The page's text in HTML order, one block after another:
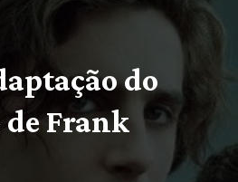
do
Frank